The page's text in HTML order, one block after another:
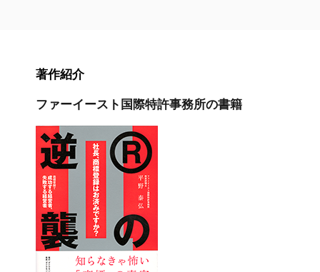
著作紹介
ファーイースト国際特許事務所の書籍